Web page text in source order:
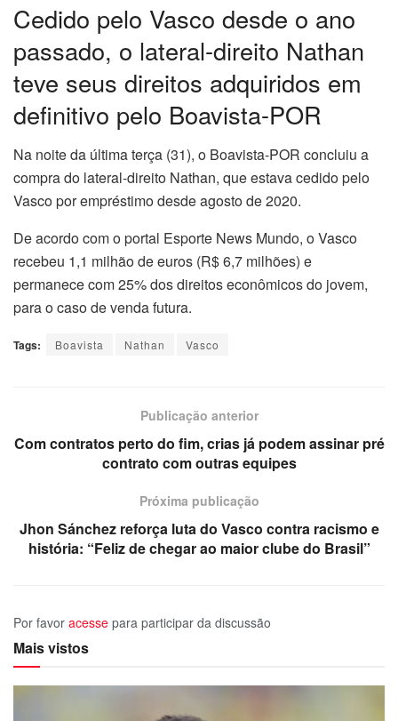
Cedido pelo Vasco desde o ano
passado, o lateral-direito Nathan
teve seus direitos adquiridos em
definitivo pelo Boavista-POR
Na noite da última terça (31), o Boavista-POR concluiu a
compra do lateral-direito Nathan, que estava cedido pelo
Vasco por empréstimo desde agosto de 2020.
De acordo com o portal Esporte News Mundo, o Vasco
recebeu 1,1 milhão de euros (R$ 6,7 milhões) e
permanece com 25% dos direitos econômicos do jovem,
para o caso de venda futura.
Tags: Boavista Nathan Vasco
Publicação anterior
Com contratos perto do fim, crias já podem assinar pré
contrato com outras equipes
Próxima publicação
Jhon Sánchez reforça luta do Vasco contra racismo e
história: “Feliz de chegar ao maior clube do Brasil”
Por favor acesse para participar da discussão
Mais vistos